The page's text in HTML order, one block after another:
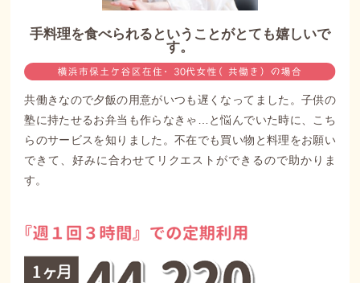
手料理を食べられるということがとても嬉しいで
す。
共働きなので夕飯の用意がいつも遅くなってました。子供の
塾に持たせるお弁当も作らなきゃ…と悩んでいた時に、こち
らのサービスを知りました。不在でも買い物と料理をお願い
できて、好みに合わせてリクエストができるので助かりま
す。